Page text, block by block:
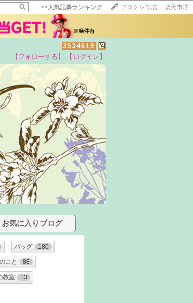
>>人気記事ランキング ブログを作成 楽天市場
3534619
【フォローする】
【ログイン】
お気に入りブログ
バッグ 180
こと 88
教室 13